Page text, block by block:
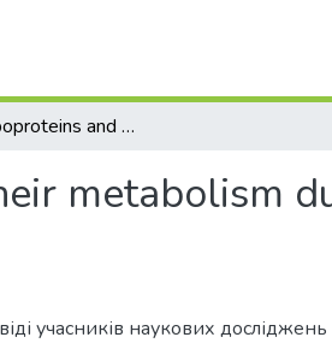
Lipids and lipoproteins and changes in their metabolism during internal diseases
metabolism
учасників наукових досліджень